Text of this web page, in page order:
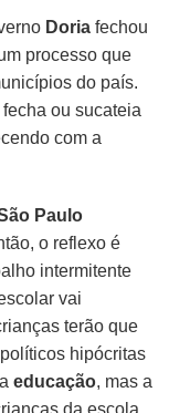
Doria fechou
processo que
do país.
ou sucateia
com a
Paulo
o reflexo é
intermitente
vai
terão que
hipócritas
aeducação, mas a
da escola,